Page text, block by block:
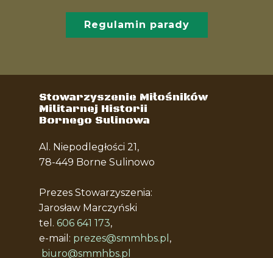
Regulamin parady
Stowarzyszenie Miłośników
Militarnej Historii
Bornego Sulinowa
Al. Niepodległości 21,
78-449 Borne Sulinowo
Prezes Stowarzyszenia:
Jarosław Marczyński
tel. 606 641 173,
e-mail: prezes@smmhbs.pl ,
biuro@smmhbs.pl